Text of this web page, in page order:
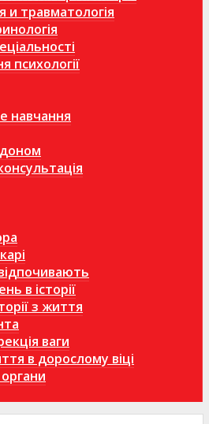
и травматологія
психології
навчання
в історії
з життя
ваги
в дорослому віці